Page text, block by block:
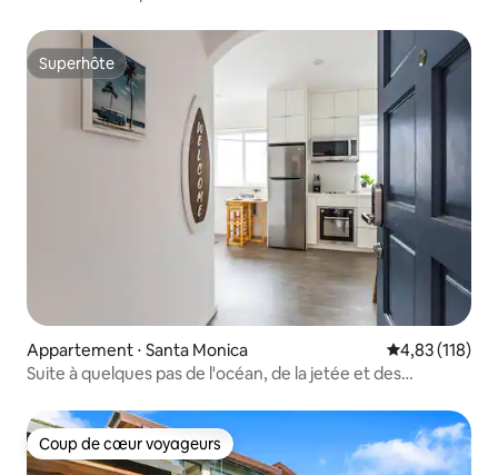
Superhôte
Superhôte
Appartement ⋅ Santa Monica Évaluation
4,83 (118)
Suite à quelques pas de l'océan, de la jetée et des
Coup de cœur voyageurs
Coup de cœur voyageurs